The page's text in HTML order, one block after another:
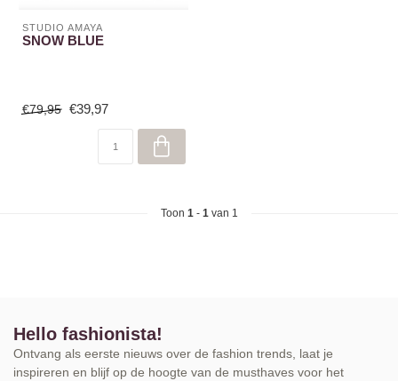
STUDIO AMAYA
SNOW BLUE
€79,95 €39,97
Toon 1- 1van 1
Hello fashionista!
Ontvang als eerste nieuws over de fashion trends, laat je
inspireren en blijf op de hoogte van de musthaves voor het